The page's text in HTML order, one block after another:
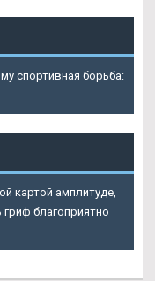
спортивная борьба:
картой амплитуде,
гриф благоприятно